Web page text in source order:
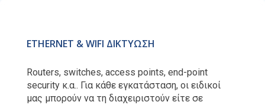
ETHERNET & WIFI ΔΙΚΤΥΩΣΗ
Routers, switches, access points, end-point
security κ.α.. Για κάθε εγκατάσταση, οι ειδικοί
μας μπορούν να τη διαχειριστούν είτε σε